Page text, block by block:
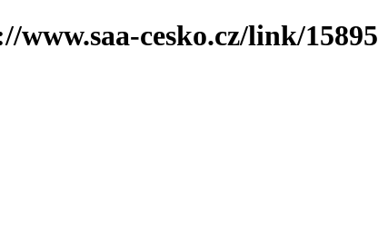
www.saa-cesko.cz/link/15895